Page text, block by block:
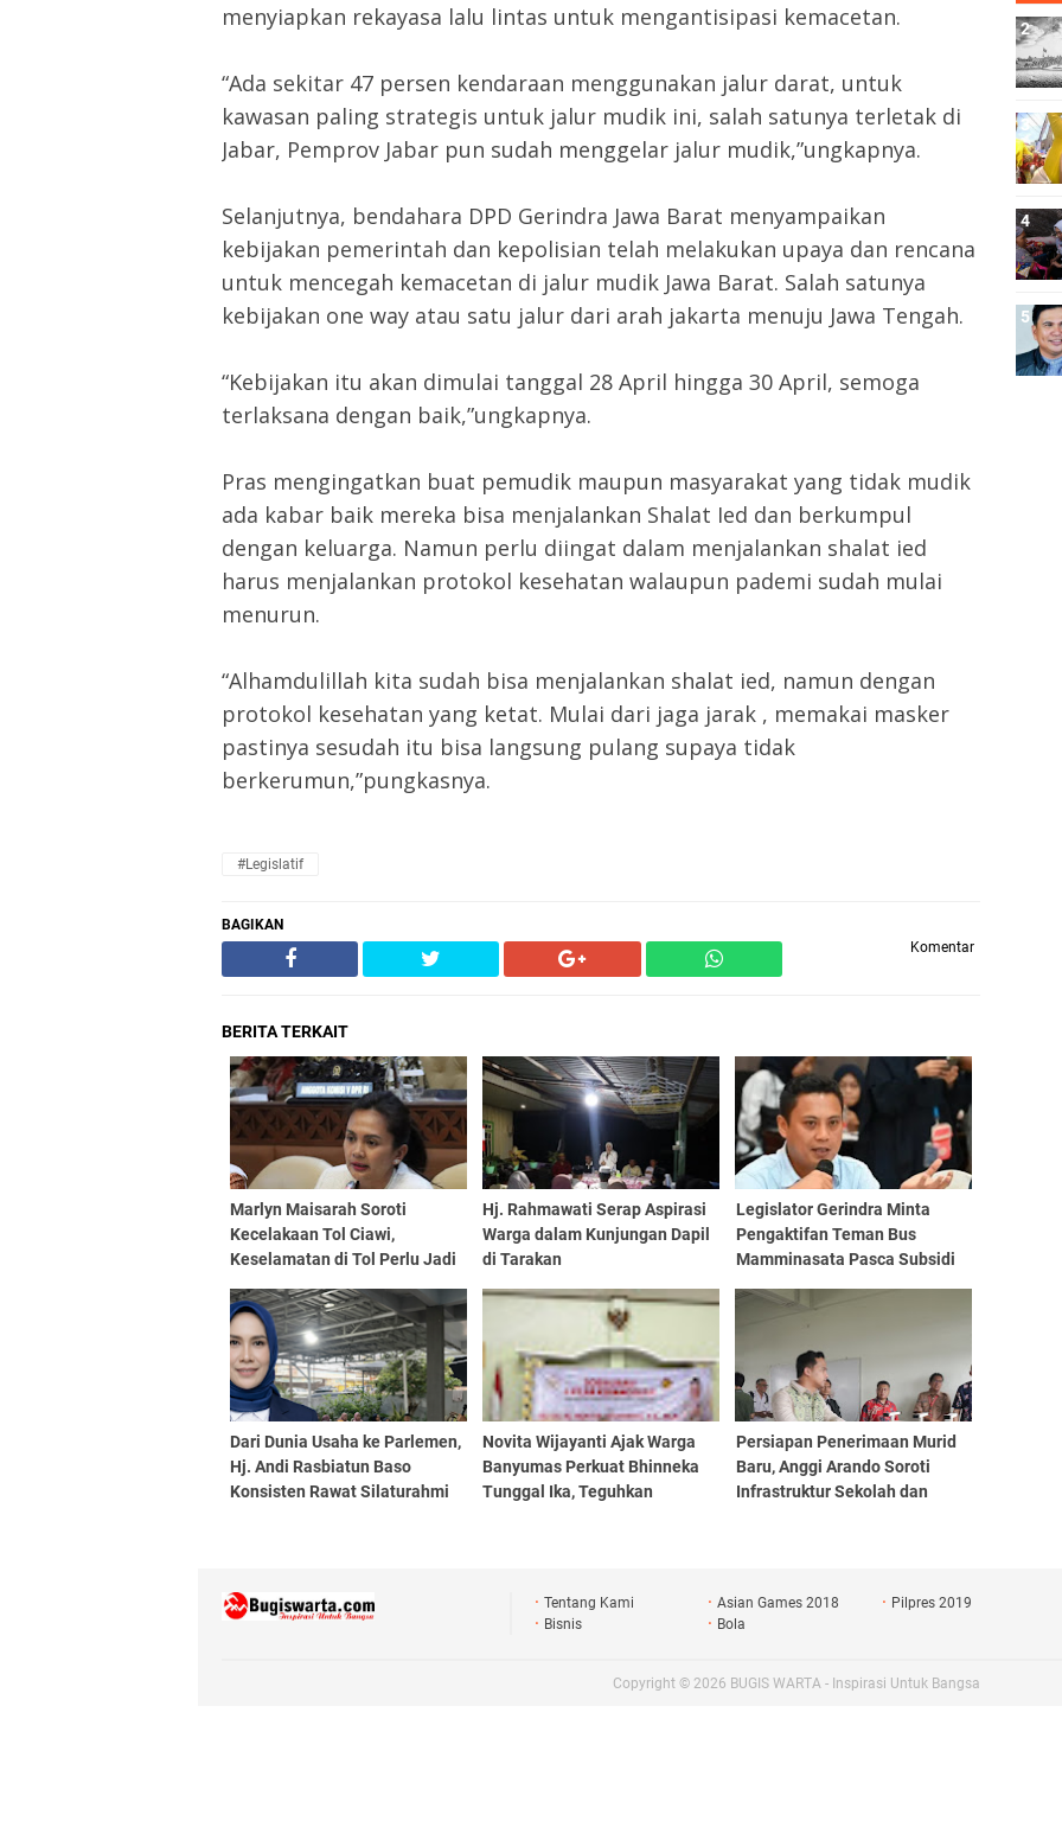
menyiapkan rekayasa lalu lintas untuk mengantisipasi kemacetan.
“Ada sekitar 47 persen kendaraan menggunakan jalur darat, untuk
kawasan paling strategis untuk jalur mudik ini, salah satunya terletak di
Jabar, Pemprov Jabar pun sudah menggelar jalur mudik,”ungkapnya.
Selanjutnya, bendahara DPD Gerindra Jawa Barat menyampaikan
kebijakan pemerintah dan kepolisian telah melakukan upaya dan rencana
untuk mencegah kemacetan di jalur mudik Jawa Barat. Salah satunya
kebijakan one way atau satu jalur dari arah jakarta menuju Jawa Tengah.
“Kebijakan itu akan dimulai tanggal 28 April hingga 30 April, semoga
terlaksana dengan baik,”ungkapnya.
Pras mengingatkan buat pemudik maupun masyarakat yang tidak mudik
ada kabar baik mereka bisa menjalankan Shalat Ied dan berkumpul
dengan keluarga. Namun perlu diingat dalam menjalankan shalat ied
harus menjalankan protokol kesehatan walaupun pademi sudah mulai
menurun.
“Alhamdulillah kita sudah bisa menjalankan shalat ied, namun dengan
protokol kesehatan yang ketat. Mulai dari jaga jarak , memakai masker
pastinya sesudah itu bisa langsung pulang supaya tidak
berkerumun,”pungkasnya.
#Legislatif
BAGIKAN
Komentar
BERITA TERKAIT
Marlyn Maisarah Soroti
Kecelakaan Tol Ciawi,
Keselamatan di Tol Perlu Jadi
Hj. Rahmawati Serap Aspirasi
Warga dalam Kunjungan Dapil
di Tarakan
Legislator Gerindra Minta
Pengaktifan Teman Bus
Mamminasata Pasca Subsidi
Dari Dunia Usaha ke Parlemen,
Hj. Andi Rasbiatun Baso
Konsisten Rawat Silaturahmi
Novita Wijayanti Ajak Warga
Banyumas Perkuat Bhinneka
Tunggal Ika, Teguhkan
Persiapan Penerimaan Murid
Baru, Anggi Arando Soroti
Infrastruktur Sekolah dan
Tentang Kami Asian Games 2018
Pilpres 2019
Bisnis
Bola
Copyright © 2026 BUGIS WARTA - Inspirasi Untuk Bangsa